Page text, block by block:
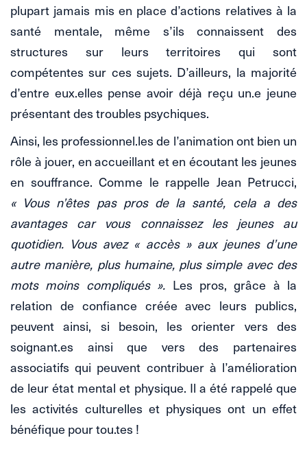
plupart jamais mis en place d’actions relatives à la
santé mentale, même s’ils connaissent des
structures sur leurs territoires qui sont
compétentes sur ces sujets. D’ailleurs, la majorité
d’entre eux.elles pense avoir déjà reçu un.e jeune
présentant des troubles psychiques.
Ainsi, les professionnel.les de l’animation ont bien un
rôle à jouer, en accueillant et en écoutant les jeunes
en souffrance. Comme le rappelle Jean Petrucci,
« Vous n’êtes pas pros de la santé, cela a des
avantages car vous connaissez les jeunes au
quotidien. Vous avez « accès » aux jeunes d’une
autre manière, plus humaine, plus simple avec des
mots moins compliqués ». Les pros, grâce à la
relation de confiance créée avec leurs publics,
peuvent ainsi, si besoin, les orienter vers des
soignant.es ainsi que vers des partenaires
associatifs qui peuvent contribuer à l’amélioration
de leur état mental et physique. Il a été rappelé que
les activités culturelles et physiques ont un effet
bénéfique pour tou.tes !